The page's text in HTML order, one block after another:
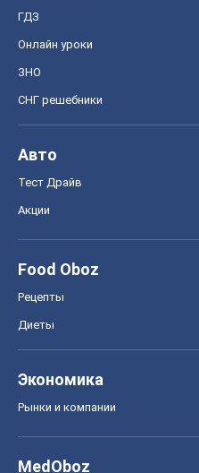
ГДЗ
Онлайн уроки
ЗНО
СНГ решебники
Авто
Тест Драйв
Акции
Food Oboz
Рецепты
Диеты
Экономика
Рынки и компании
MedOboz